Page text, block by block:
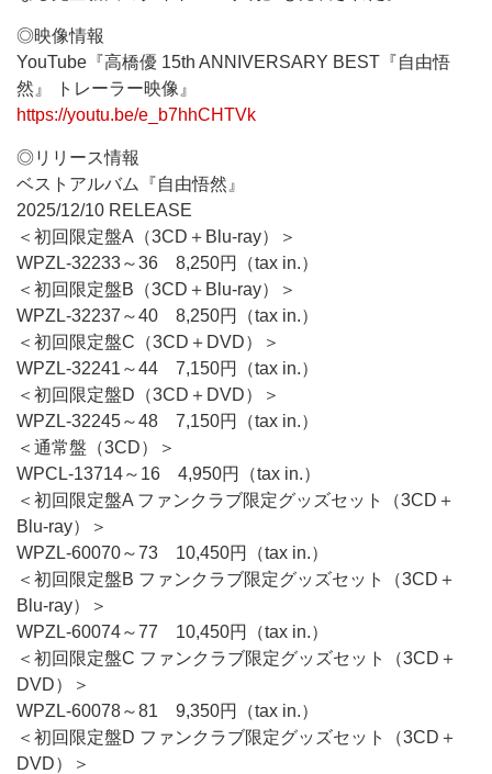
◎映像情報
YouTube『高橋優 15th ANNIVERSARY BEST『自由悟
然』 トレーラー映像』
https://youtu.be/e_b7hhCHTVk
◎リリース情報
ベストアルバム『自由悟然』
2025/12/10 RELEASE
＜初回限定盤A（3CD＋Blu-ray）＞
WPZL-32233～36 8,250円（tax in.）
＜初回限定盤B（3CD＋Blu-ray）＞
WPZL-32237～40 8,250円（tax in.）
＜初回限定盤C（3CD＋DVD）＞
WPZL-32241～44 7,150円（tax in.）
＜初回限定盤D（3CD＋DVD）＞
WPZL-32245～48 7,150円（tax in.）
＜通常盤（3CD）＞
WPCL-13714～16 4,950円（tax in.）
＜初回限定盤A ファンクラブ限定グッズセット（3CD＋
Blu-ray）＞
WPZL-60070～73 10,450円（tax in.）
＜初回限定盤B ファンクラブ限定グッズセット（3CD＋
Blu-ray）＞
WPZL-60074～77 10,450円（tax in.）
＜初回限定盤C ファンクラブ限定グッズセット（3CD＋
DVD）＞
WPZL-60078～81 9,350円（tax in.）
＜初回限定盤D ファンクラブ限定グッズセット（3CD＋
DVD）＞